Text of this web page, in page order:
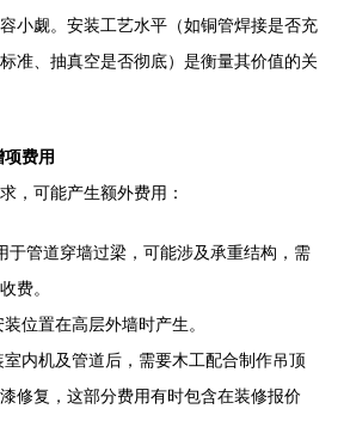
小觑。安装工艺水平（如铜管焊接是否充
准、抽真空是否彻底）是衡量其价值的关
项费用
，可能产生额外费用：
于管道穿墙过梁，可能涉及承重结构，需
费。
位置在高层外墙时产生。
室内机及管道后，需要木工配合制作吊顶
修复，这部分费用有时包含在装修报价